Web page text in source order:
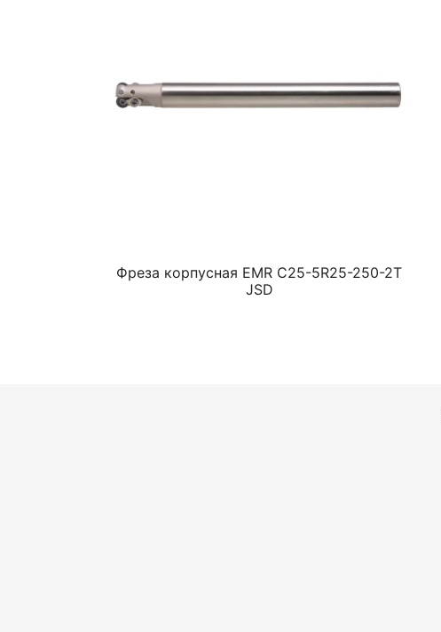
Фреза корпусная EMR C25-5R25-250-2T
JSD